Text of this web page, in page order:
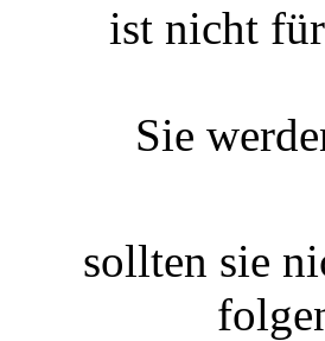
ist nicht
Sie
sollten sie